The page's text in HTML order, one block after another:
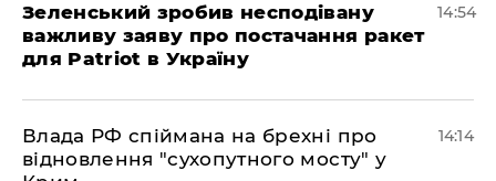
Зеленський зробив несподівану
важливу заяву про постачання ракет
для Patriot в Україну
14:54
Влада РФ спіймана на брехні про
відновлення "сухопутного мосту" у
14:14